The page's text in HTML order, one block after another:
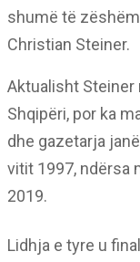
shumë të
Christian Steiner.
Aktualisht Steiner
Shqipëri, por ka
dhe gazetarja
vitit 1997, ndërsa
2019.
Lidhja e tyre u